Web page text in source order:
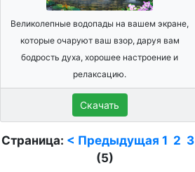
Великолепные водопады на вашем экране,
которые очаруют ваш взор, даруя вам
бодрость духа, хорошее настроение и
релаксацию.
Скачать
Страница: < Предыдущая 1 2 3
(5)